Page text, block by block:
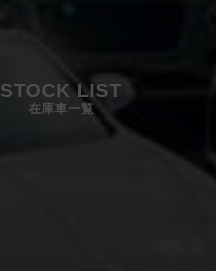
STOCK LIST
在庫車一覧